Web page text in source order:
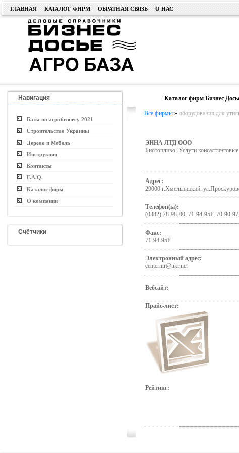
ГЛАВНАЯ КАТАЛОГ ФИРМ ОБРАТНАЯ СВЯЗЬ О НАС
Навигация
Базы по агробизнесу 2021
Строительство Украины
Дерево и Мебель
Инструкция
Контакты
F.A.Q.
Каталог фирм
О компании
Счётчики
Каталог фирм Бизнес
Все фирмы» оборудования для
ЭННА ЛТД ООО
Биотопливо; Услуги
Адрес:
29000 г.Хмельницкий,
Телефон(ы):
(0382) 78-98-00, 71-94-95F, 70-90-
Факс:
71-94-95F
Электронный адрес:
centerntr@ukr.net
Вебсайт:
Прайс-лист:
Рейтинг: